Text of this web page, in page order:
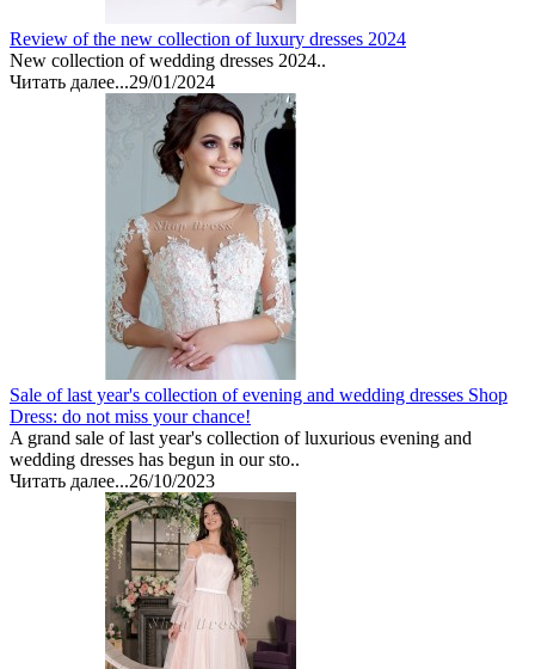
Review of the new collection of luxury dresses 2024
New collection of wedding dresses 2024..
Читать далее...29/01/2024
Sale of last year's collection of evening and wedding dresses Shop
Dress: do not miss your chance!
A grand sale of last year's collection of luxurious evening and
wedding dresses has begun in our sto..
Читать далее...26/10/2023